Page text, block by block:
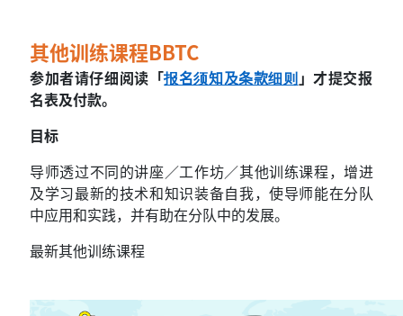
其他训练课程BBTC
参加者请仔细阅读「报名须知及条款细则」才提交报
名表及付款。
目标
导师透过不同的讲座／工作坊／其他训练课程，增进
及学习最新的技术和知识装备自我，使导师能在分队
中应用和实践，并有助在分队中的发展。
最新其他训练课程